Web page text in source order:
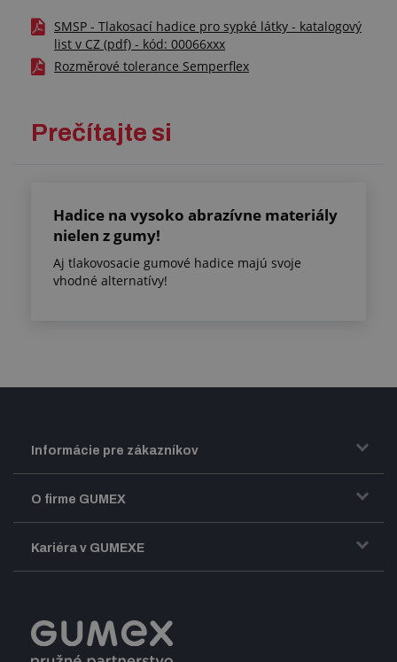
SMSP - Tlakosací hadice pro sypké látky - katalogový
list v CZ (pdf) - kód: 00066xxx
Rozměrové tolerance Semperflex
Prečítajte si
Hadice na vysoko abrazívne materiály
nielen z gumy!
Aj tlakovosacie gumové hadice majú svoje
vhodné alternatívy!
Informácie pre zákazníkov
Doprava a zasielanie tovaru
Obchodné podmienky
Registrácia a spolupráca
O firme GUMEX
Predstavenie firmy GUMEX
Úpravy na mieru a montáže
Kariéra v GUMEXE
Voľné pracovné miesta